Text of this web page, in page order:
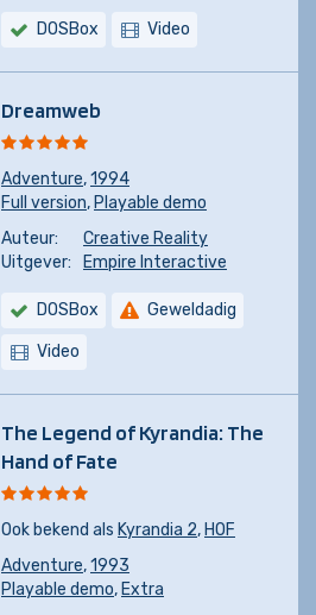
DOSBox Video
Dreamweb
Adventure,1994
Full version, Playable demo
Auteur:
Creative Reality
Uitgever:
Empire Interactive
DOSBox Geweldadig
Video
The Legend of Kyrandia: The
Hand of Fate
Ook bekend als Kyrandia 2, HOF
Adventure,1993
Playable demo, Extra